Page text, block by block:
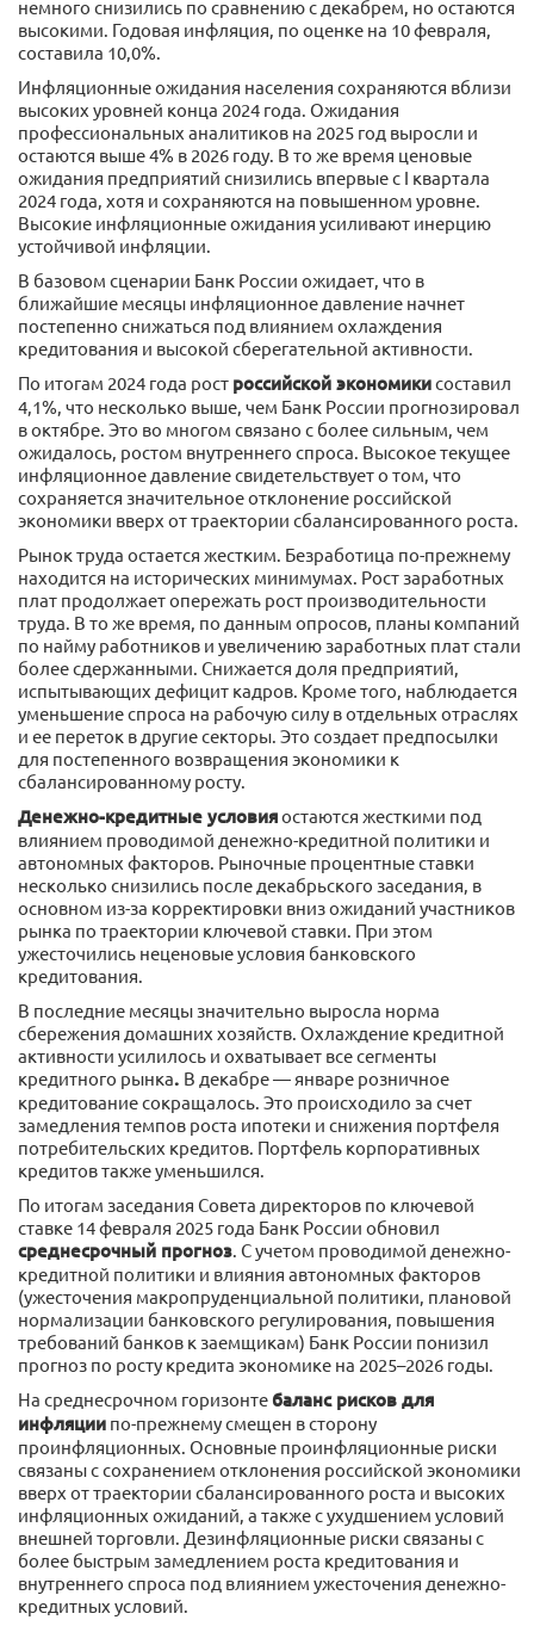
немного снизились по сравнению с декабрем, но остаются
высокими. Годовая инфляция, по оценке на 10 февраля,
составила 10,0%.
Инфляционные ожидания населения сохраняются вблизи
высоких уровней конца 2024 года. Ожидания
профессиональных аналитиков на 2025 год выросли и
остаются выше 4% в 2026 году. В то же время ценовые
ожидания предприятий снизились впервые с I квартала
2024 года, хотя и сохраняются на повышенном уровне.
Высокие инфляционные ожидания усиливают инерцию
устойчивой инфляции.
В базовом сценарии Банк России ожидает, что в
ближайшие месяцы инфляционное давление начнет
постепенно снижаться под влиянием охлаждения
кредитования и высокой сберегательной активности.
По итогам 2024 года рост российской экономикисоставил
4,1%, что несколько выше, чем Банк России прогнозировал
в октябре. Это во многом связано с более сильным, чем
ожидалось, ростом внутреннего спроса. Высокое текущее
инфляционное давление свидетельствует о том, что
сохраняется значительное отклонение российской
экономики вверх от траектории сбалансированного роста.
Рынок труда остается жестким. Безработица по-прежнему
находится на исторических минимумах. Рост заработных
плат продолжает опережать рост производительности
труда. В то же время, по данным опросов, планы компаний
по найму работников и увеличению заработных плат стали
более сдержанными. Снижается доля предприятий,
испытывающих дефицит кадров. Кроме того, наблюдается
уменьшение спроса на рабочую силу в отдельных отраслях
и ее переток в другие секторы. Это создает предпосылки
для постепенного возвращения экономики к
сбалансированному росту.
Денежно-кредитные условияостаются жесткими под
влиянием проводимой денежно-кредитной политики и
автономных факторов. Рыночные процентные ставки
несколько снизились после декабрьского заседания, в
основном из-за корректировки вниз ожиданий участников
рынка по траектории ключевой ставки. При этом
ужесточились неценовые условия банковского
кредитования.
В последние месяцы значительно выросла норма
сбережения домашних хозяйств. Охлаждение кредитной
активности усилилось и охватывает все сегменты
кредитного рынка. В декабре — январе розничное
кредитование сокращалось. Это происходило за счет
замедления темпов роста ипотеки и снижения портфеля
потребительских кредитов. Портфель корпоративных
кредитов также уменьшился.
По итогам заседания Совета директоров по ключевой
ставке 14 февраля 2025 года Банк России обновил
среднесрочный прогноз. С учетом проводимой денежно-
кредитной политики и влияния автономных факторов
(ужесточения макропруденциальной политики, плановой
нормализации банковского регулирования, повышения
требований банков к заемщикам) Банк России понизил
прогноз по росту кредита экономике на 2025–2026 годы.
На среднесрочном горизонте баланс рисков для
инфляции по-прежнему смещен в сторону
проинфляционных. Основные проинфляционные риски
связаны с сохранением отклонения российской экономики
вверх от траектории сбалансированного роста и высоких
инфляционных ожиданий, а также с ухудшением условий
внешней торговли. Дезинфляционные риски связаны с
более быстрым замедлением роста кредитования и
внутреннего спроса под влиянием ужесточения денежно-
кредитных условий.